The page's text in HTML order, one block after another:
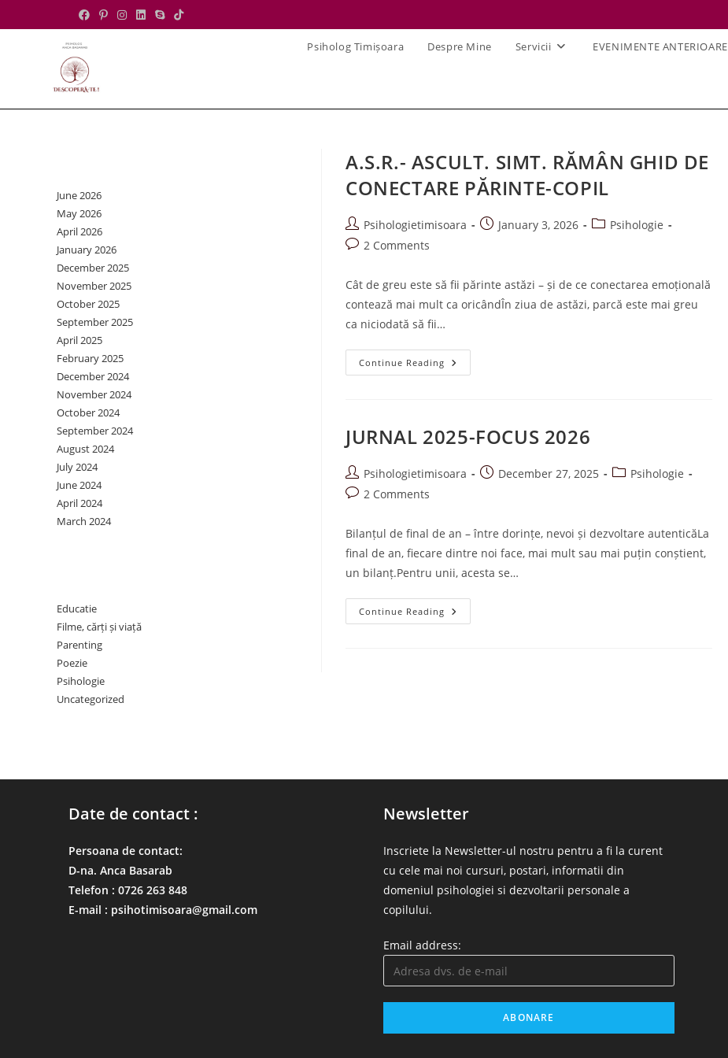
to
Psiholog Timișoara Despre Mine Servicii EVENIMENTE ANTERIOARE
A.S.R.- ASCULT. SIMT. RĂMÂN GHID DE
CONECTARE PĂRINTE-COPIL
Post
author:
Psihologietimisoara
PostJanuary 3, 2026
PostPsihologie
Post2 Comments
Cât de greu este să fii părinte astăzi – și de ce conectarea emoțională
contează mai mult ca oricândÎn ziua de astăzi, parcă este mai greu
ca niciodată să fii…
Continue Reading A.S.R.-
ASCULT.
CONECTARE
PĂRINTE-
JURNAL 2025-FOCUS 2026
Post
author:
Psihologietimisoara
PostDecember 27, 2025
PostPsihologie
Post2 Comments
Bilanțul de final de an – între dorințe, nevoi și dezvoltare autenticăLa
final de an, fiecare dintre noi face, mai mult sau mai puțin conștient,
un bilanț.Pentru unii, acesta se…
Continue Reading JURNAL
2025-
June 2026
May 2026
April 2026
January 2026
December 2025
November 2025
October 2025
September 2025
April 2025
February 2025
December 2024
November 2024
October 2024
September 2024
August 2024
July 2024
June 2024
April 2024
March 2024
Educatie
Filme, cărți și viață
Parenting
Poezie
Psihologie
Uncategorized
Date de contact :
Persoana de contact:
D-na. Anca Basarab
Telefon : 0726 263 848
E-mail : psihotimisoara@gmail.com
Newsletter
Inscriete la Newsletter-ul nostru pentru a fi la curent
cu cele mai noi cursuri, postari, informatii din
domeniul psihologiei si dezvoltarii personale a
copilului.
Email address: